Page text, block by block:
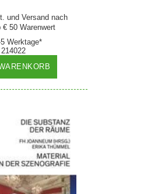
undVersand nach
€ 50 Warenwert
Werktage*